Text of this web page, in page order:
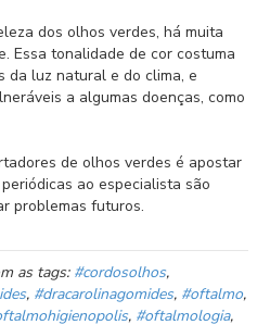
dos olhos verdes, há muita
Essa tonalidade de cor costuma
da luz natural e do clima, e
a algumas doenças, como
de olhos verdes é apostar
ao especialista são
problemas futuros.
as tags: #cordosolhos,
, #dracarolinagomides, #oftalmo,
, #oftalmologia,